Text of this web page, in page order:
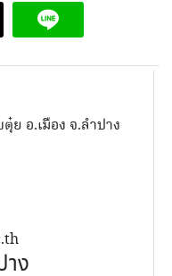
อ.เมือง จ.ลำปาง
ง